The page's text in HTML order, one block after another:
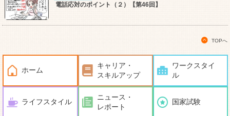
電話応対のポイント（２）【第46回】
TOPへ
ホーム
キャリア・
スキルアップ
ワークスタイ
ル
ライフスタイル
ニュース・
レポート
国家試験